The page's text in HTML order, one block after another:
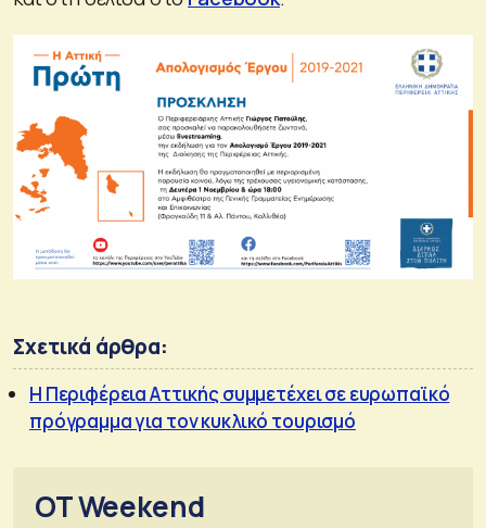
Σχετικά άρθρα:
H Περιφέρεια Αττικής συμμετέχει σε ευρωπαϊκό
πρόγραμμα για τον κυκλικό τουρισμό
OT Weekend